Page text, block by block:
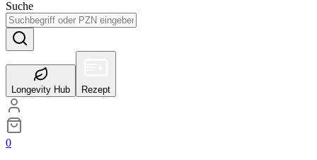
Suche
Longevity Hub Rezept
0